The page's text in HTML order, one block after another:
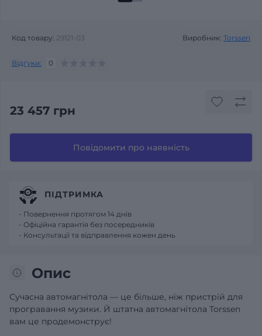
Код товару: 29121-03 Виробник: Torssen
Відгуки: 0
23 457 грн
Повідомити про наявність
Опис
Сучасна автомагнітола — це більше, ніж пристрій для
програвання музики. Й штатна автомагнітола Torssen
вам це продемонструє!
ПІДТРИМКА
- Повернення протягом 14 днів
- Офіційна гарантія без посередників
- Консультації та відправлення кожен день